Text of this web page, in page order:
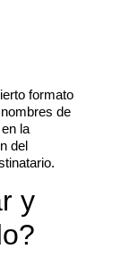
formato
de
la
del
y